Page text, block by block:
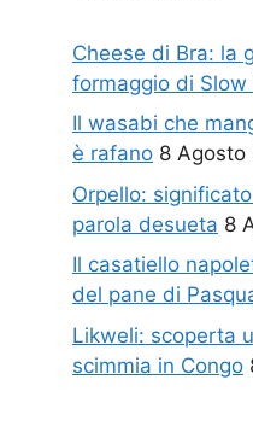
Cheese di Bra: la
formaggio di Slow
Il wasabi che
è rafano 8 Agosto
Orpello:
parola desueta 8
Il casatiello
del pane di
Likweli: scoperta
scimmia in Congo